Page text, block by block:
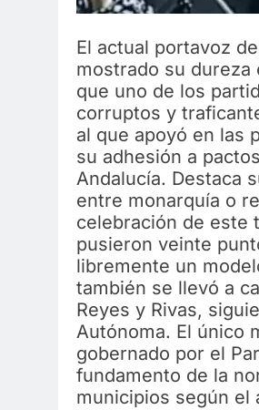
El actual portavoz
mostrado su dureza
que uno de los
corruptos y
al que apoyó en las
su adhesión a
Andalucía. Destaca
entre monarquía o
celebración de este
pusieron veinte
libremente un
también se llevó a
Reyes y Rivas,
Autónoma. El único
gobernado por el
fundamento de la
municipios según el